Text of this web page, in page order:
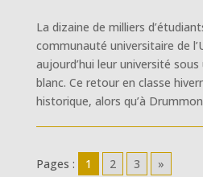
La dizaine de milliers
communauté universitaire de
aujourd’hui leur université
blanc. Ce retour en classe
historique, alors qu’à
Pages : 1 2 3 »